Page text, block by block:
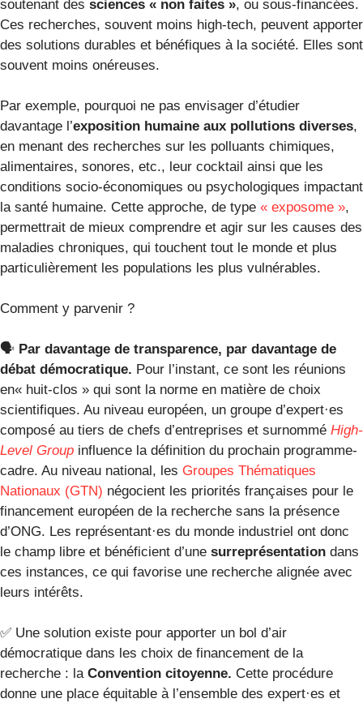
soutenant des sciences « non faites », ou sous-financées.
Ces recherches, souvent moins high-tech, peuvent apporter
des solutions durables et bénéfiques à la société. Elles sont
souvent moins onéreuses.
Par exemple, pourquoi ne pas envisager d’étudier
davantage l’exposition humaine aux pollutions diverses,
en menant des recherches sur les polluants chimiques,
alimentaires, sonores, etc., leur cocktail ainsi que les
conditions socio-économiques ou psychologiques impactant
la santé humaine. Cette approche, de type « exposome »,
permettrait de mieux comprendre et agir sur les causes des
maladies chroniques, qui touchent tout le monde et plus
particulièrement les populations les plus vulnérables.
Comment y parvenir ?
🗣️ Par davantage de transparence, par davantage de
débat démocratique. Pour l’instant, ce sont les réunions
en« huit-clos » qui sont la norme en matière de choix
scientifiques. Au niveau européen, un groupe d’expert·es
composé au tiers de chefs d’entreprises et surnommé High-
Level Group influence la définition du prochain programme-
cadre. Au niveau national, les Groupes Thématiques
Nationaux (GTN) négocient les priorités françaises pour le
financement européen de la recherche sans la présence
d’ONG. Les représentant·es du monde industriel ont donc
le champ libre et bénéficient d’une surreprésentation dans
ces instances, ce qui favorise une recherche alignée avec
leurs intérêts.
✅ Une solution existe pour apporter un bol d’air
démocratique dans les choix de financement de la
recherche : la Convention citoyenne. Cette procédure
donne une place équitable à l’ensemble des expert·es et